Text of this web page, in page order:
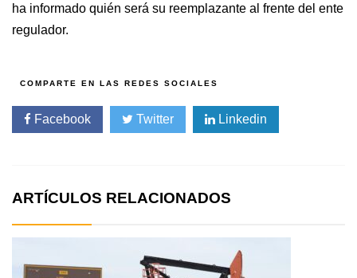
ha informado quién será su reemplazante al frente del ente
regulador.
Facebook Twitter Linkedin
ARTÍCULOS RELACIONADOS